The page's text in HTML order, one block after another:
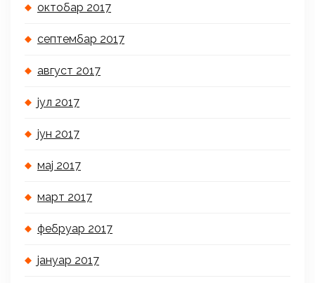
октобар 2017
септембар 2017
август 2017
јул 2017
јун 2017
мај 2017
март 2017
фебруар 2017
јануар 2017